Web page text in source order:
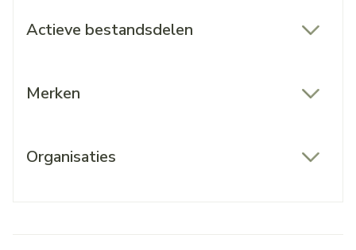
Actieve bestandsdelen
Merken
Organisaties